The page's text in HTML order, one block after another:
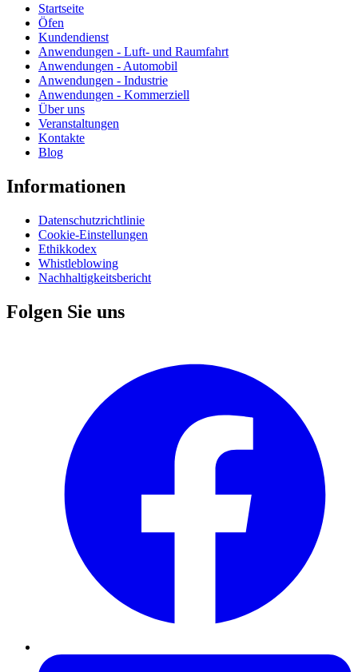
Startseite
Öfen
Kundendienst
Anwendungen - Luft- und Raumfahrt
Anwendungen - Automobil
Anwendungen - Industrie
Anwendungen - Kommerziell
Über uns
Veranstaltungen
Kontakte
Blog
Informationen
Datenschutzrichtlinie
Cookie-Einstellungen
Ethikkodex
Whistleblowing
Nachhaltigkeitsbericht
Folgen Sie uns